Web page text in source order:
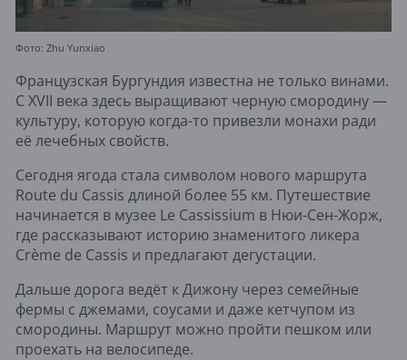
Фото: Zhu Yunxiao
Французская Бургундия известна не только винами.
С XVII века здесь выращивают черную смородину —
культуру, которую когда-то привезли монахи ради
её лечебных свойств.
Сегодня ягода стала символом нового маршрута
Route du Cassis длиной более 55 км. Путешествие
начинается в музее Le Cassissium в Нюи-Сен-Жорж,
где рассказывают историю знаменитого ликера
Crème de Cassis и предлагают дегустации.
Дальше дорога ведёт к Дижону через семейные
фермы с джемами, соусами и даже кетчупом из
смородины. Маршрут можно пройти пешком или
проехать на велосипеде.